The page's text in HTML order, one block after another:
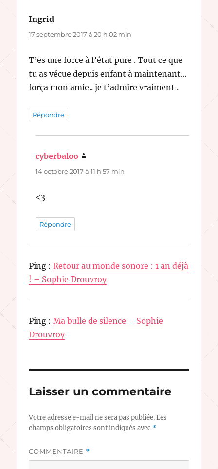
Ingrid
17 septembre 2017 à 20 h 02 min
T’es une force à l’état pure . Tout ce que
tu as vécue depuis enfant à maintenant…
força mon amie.. je t’admire vraiment .
Répondre
cyberbaloo
14 octobre 2017 à 11 h 57 min
<3
Répondre
Ping :Retour au monde sonore : 1 an déjà
! – Sophie Drouvroy
Ping :Ma bulle de silence – Sophie
Drouvroy
Laisser un commentaire
Votre adresse e-mail ne sera pas publiée. Les
champs obligatoires sont indiqués avec *
COMMENTAIRE *